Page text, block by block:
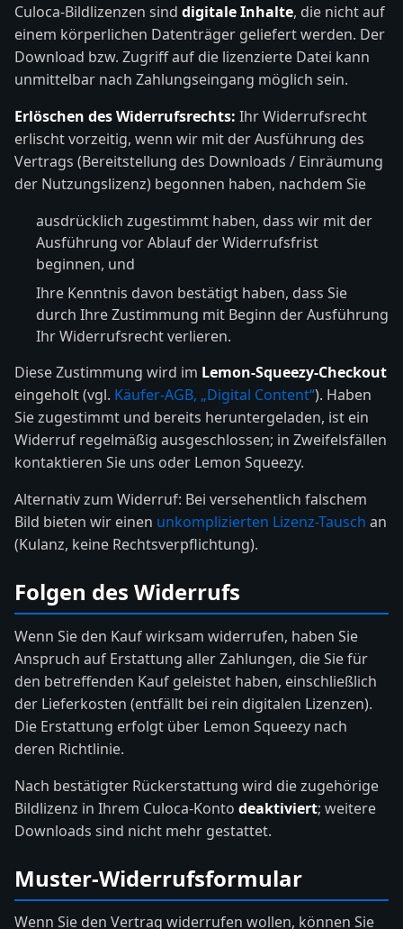
Culoca-Bildlizenzen sind digitale Inhalte, die nicht auf
einem körperlichen Datenträger geliefert werden. Der
Download bzw. Zugriff auf die lizenzierte Datei kann
unmittelbar nach Zahlungseingang möglich sein.
Erlöschen des Widerrufsrechts: Ihr Widerrufsrecht
erlischt vorzeitig, wenn wir mit der Ausführung des
Vertrags (Bereitstellung des Downloads / Einräumung
der Nutzungslizenz) begonnen haben, nachdem Sie
ausdrücklich zugestimmt haben, dass wir mit der
Ausführung vor Ablauf der Widerrufsfrist
beginnen, und
Ihre Kenntnis davon bestätigt haben, dass Sie
durch Ihre Zustimmung mit Beginn der Ausführung
Ihr Widerrufsrecht verlieren.
Diese Zustimmung wird im Lemon-Squeezy-Checkout
eingeholt (vgl. Käufer-AGB, „Digital Content“). Haben
Sie zugestimmt und bereits heruntergeladen, ist ein
Widerruf regelmäßig ausgeschlossen; in Zweifelsfällen
kontaktieren Sie uns oder Lemon Squeezy.
Alternativ zum Widerruf: Bei versehentlich falschem
Bild bieten wir einen unkomplizierten Lizenz-Tausch an
(Kulanz, keine Rechtsverpflichtung).
Folgen des Widerrufs
Wenn Sie den Kauf wirksam widerrufen, haben Sie
Anspruch auf Erstattung aller Zahlungen, die Sie für
den betreffenden Kauf geleistet haben, einschließlich
der Lieferkosten (entfällt bei rein digitalen Lizenzen).
Die Erstattung erfolgt über Lemon Squeezy nach
deren Richtlinie.
Nach bestätigter Rückerstattung wird die zugehörige
Bildlizenz in Ihrem Culoca-Konto deaktiviert; weitere
Downloads sind nicht mehr gestattet.
Muster-Widerrufsformular
Wenn Sie den Vertrag widerrufen wollen, können Sie